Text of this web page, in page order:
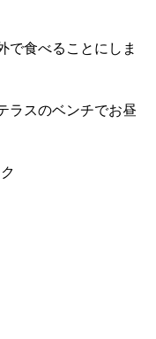
で食べることにしま
ラスのベンチでお昼